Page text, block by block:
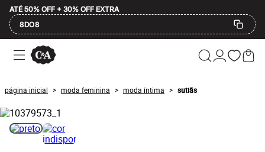
ATÉ 50% OFF + 30% OFF EXTRA
8DO8
Ofertas
Compre por Departamento
Masculino
Infantil
Calçados
Plus Size
2 calçados por R$189
2 peças por R$199
página inicial > moda feminina > moda íntima > sutiãs